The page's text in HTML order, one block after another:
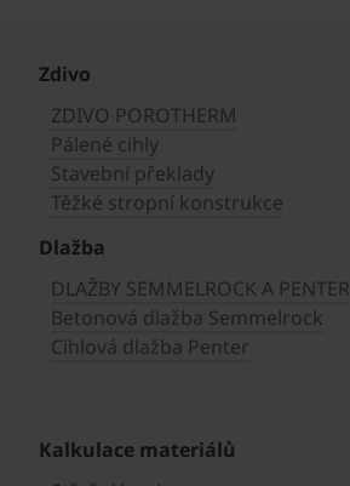
Zdivo
ZDIVO POROTHERM
Pálené cihly
Stavební překlady
Těžké stropní konstrukce
Dlažba
DLAŽBY SEMMELROCK A PENTER
Betonová dlažba Semmelrock
Cihlová dlažba Penter
Kalkulace materiálů